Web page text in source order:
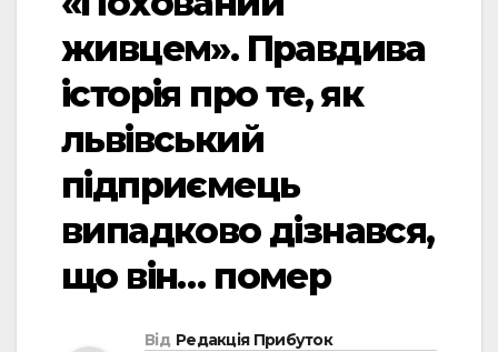
живцем». Правдива
історія про те, як
львівський
підприємець
випадково дізнався,
що він… помер
Від Редакція Прибуток